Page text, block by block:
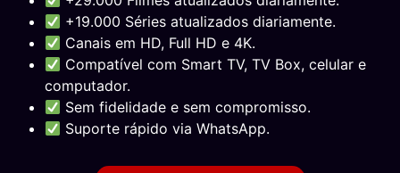
+19.000 Séries atualizados diariamente.
Canais em HD, Full HD e 4K.
Compatível com Smart TV, TV Box, celular e
computador.
Sem fidelidade e sem compromisso.
Suporte rápido via WhatsApp.